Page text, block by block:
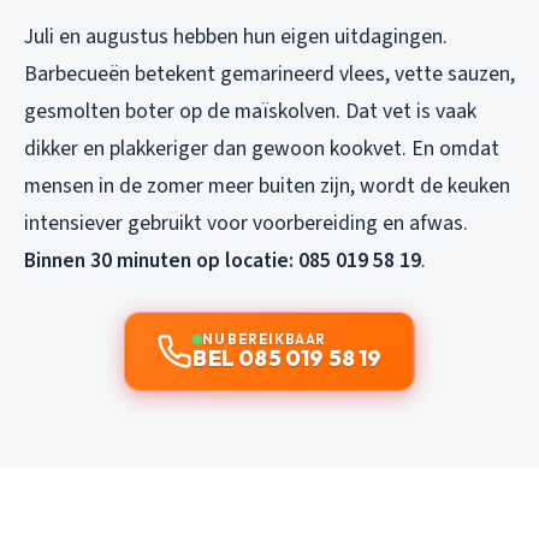
Juli en augustus hebben hun eigen uitdagingen.
Barbecueën betekent gemarineerd vlees, vette sauzen,
gesmolten boter op de maïskolven. Dat vet is vaak
dikker en plakkeriger dan gewoon kookvet. En omdat
mensen in de zomer meer buiten zijn, wordt de keuken
intensiever gebruikt voor voorbereiding en afwas.
Binnen 30 minuten op locatie: 085 019 58 19.
NU BEREIKBAAR
BEL 085 019 58 19